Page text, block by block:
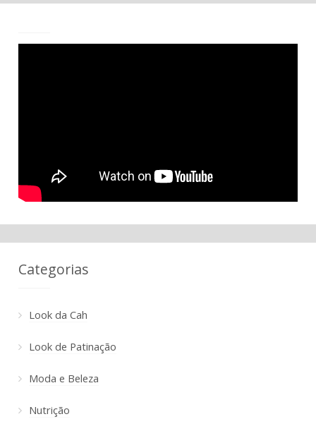
Categorias
Look da Cah
Look de Patinação
Moda e Beleza
Nutrição